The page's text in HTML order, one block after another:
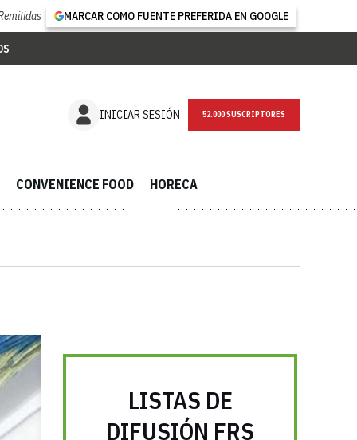
MARCAR COMO FUENTE PREFERIDA EN GOOGLE
INICIAR SESIÓN NEWSLETTER
CONVENIENCE FOOD HORECA
LISTAS DE
DIFUSIÓN FRS